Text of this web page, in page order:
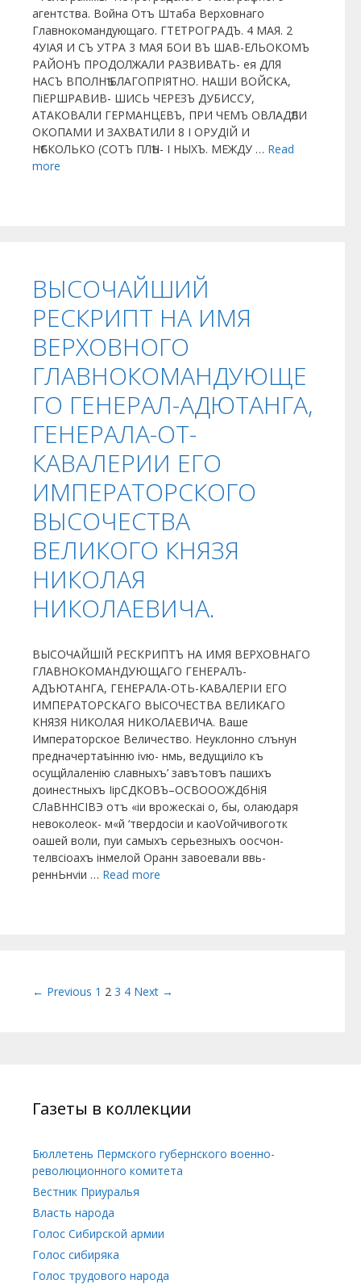
агентства. Война Отъ Штаба Верховнаго
Главнокомандующаго. ГТЕТРОГРАДЪ. 4 МАЯ. 2
4УІАЯ И СЪ УТРА 3 МАЯ БОИ ВЪ ШАВ-ЕЛЬОКОМЪ
РАЙОНЪ ПРОДОЛЖАЛИ РАЗВИВАТЬ- ея ДЛЯ
НАСЪ ВПОЛНѢ БЛАГОПРІЯТНО. НАШИ ВОЙСКА,
ПіЕРШРАВИВ- ШИСЬ ЧЕРЕЗЪ ДУБИССУ,
АТАКОВАЛИ ГЕРМАНЦЕВЪ, ПРИ ЧЕМЪ ОВЛАДѢЛИ
ОКОПАМИ И ЗАХВАТИЛИ 8 І ОРУДІЙ И
НѢСКОЛЬКО (СОТЪ ПЛѢН- І НЫХЪ. МЕЖДУ … Read
more
ВЫСОЧАЙШИЙ
РЕСКРИПТ НА ИМЯ
ВЕРХОВНОГО
ГЛАВНОКОМАНДУЮЩЕ
ГО ГЕНЕРАЛ-АДЮТАНГА,
ГЕНЕРАЛА-ОТ-
КАВАЛЕРИИ ЕГО
ИМПЕРАТОРСКОГО
ВЫСОЧЕСТВА
ВЕЛИКОГО КНЯЗЯ
НИКОЛАЯ
НИКОЛАЕВИЧА.
ВЫСОЧАЙШІЙ РЕСКРИПТЪ НА ИМЯ ВЕРХОВНАГО
ГЛАВНОКОМАНДУЮЩАГО ГЕНЕРАЛЪ-
АДЪЮТАНГА, ГЕНЕРАЛА-ОТЬ-КАВАЛЕРIИ ЕГО
ИМПЕРАТОРСКАГО ВЫСОЧЕСТВА ВЕЛИКАГО
КНЯЗЯ НИКОЛАЯ НИКОЛАЕВИЧА. Ваше
Императорское Величество. Неуклонно слънун
предначертаѣінню іѵю- нмь, ведущиіло къ
осущйлаленію славныхъ’ завътовъ пашихъ
доинестныхъ ІірСДКОВЪ–ОСВОООЖДбНіЯ
СЛаВННСІВЭ отъ «іи врожескаі о, бы, олаюдаря
невоколеок- м«й ‘твердосіи и каоѴойчивоготк
оашей воли, пуи самыхъ серьезныхъ оосчон-
телвсіоахъ інмелой Оранн завоевали ввь-
реннЬнѵіи … Read more
Post navigation
← Previous 1 2 3 4 Next →
Газеты в коллекции
Бюллетень Пермского губернского военно-
революционного комитета
Вестник Приуралья
Власть народа
Голос Сибирской армии
Голос сибиряка
Голос трудового народа